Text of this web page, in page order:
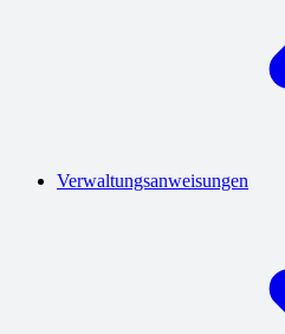
Verwaltungsanweisungen